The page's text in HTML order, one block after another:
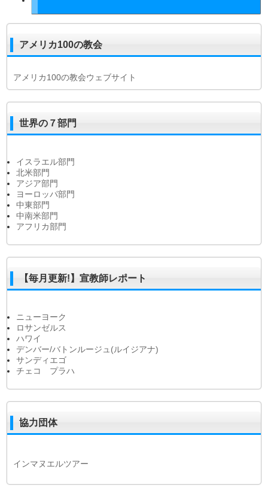
アメリカ100の教会
アメリカ100の教会ウェブサイト
世界の７部門
イスラエル部門
北米部門
アジア部門
ヨーロッパ部門
中東部門
中南米部門
アフリカ部門
【毎月更新!】宣教師レポート
ニューヨーク
ロサンゼルス
ハワイ
デンバー/バトンルージュ(ルイジアナ)
サンディエゴ
チェコ プラハ
協力団体
インマヌエルツアー